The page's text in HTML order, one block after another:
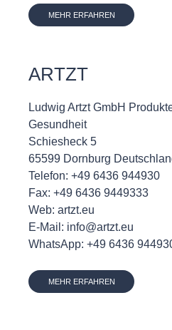
MEHR ERFAHREN
ARTZT
Ludwig Artzt GmbH
Gesundheit
Schiesheck 5
65599 Dornburg
Telefon: +49 6436 944930
Fax: +49 6436 9449333
Web: artzt.eu
E-Mail: info@artzt.eu
WhatsApp: +49 6436
MEHR ERFAHREN